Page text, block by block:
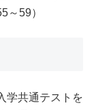
～59）
学共通テストを